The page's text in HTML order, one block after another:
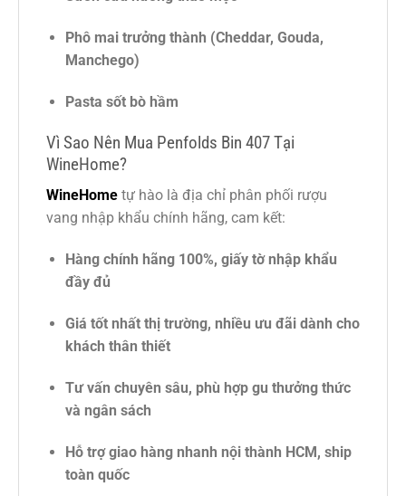
Phô mai trưởng thành (Cheddar, Gouda,
Manchego)
Pasta sốt bò hầm
Vì Sao Nên Mua Penfolds Bin 407 Tại
WineHome?
WineHome tự hào là địa chỉ phân phối rượu
vang nhập khẩu chính hãng, cam kết:
Hàng chính hãng 100%, giấy tờ nhập khẩu
đầy đủ
Giá tốt nhất thị trường, nhiều ưu đãi dành cho
khách thân thiết
Tư vấn chuyên sâu, phù hợp gu thưởng thức
và ngân sách
Hỗ trợ giao hàng nhanh nội thành HCM, ship
toàn quốc